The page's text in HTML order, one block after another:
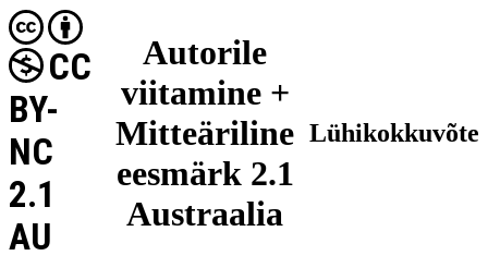
Autorile
viitamine +
Mitteäriline
eesmärk 2.1
Austraalia
CC
BY-
NC
2.1
AU
Lühikokkuvõte